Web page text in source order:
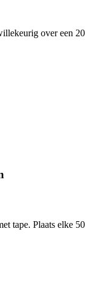
over een
tape. Plaats elke